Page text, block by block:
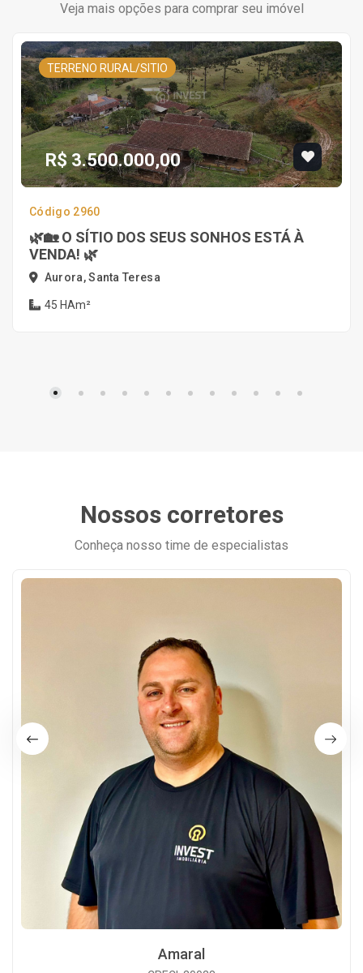
Veja mais opções para comprar seu imóvel
TERRENO RURAL/SITIO
R$ 3.500.000,00
Código 2960
🌿🏡 O SÍTIO DOS SEUS SONHOS ESTÁ À
VENDA! 🌿
Aurora, Santa Teresa
45 HAm²
Nossos corretores
Conheça nosso time de especialistas
Amaral